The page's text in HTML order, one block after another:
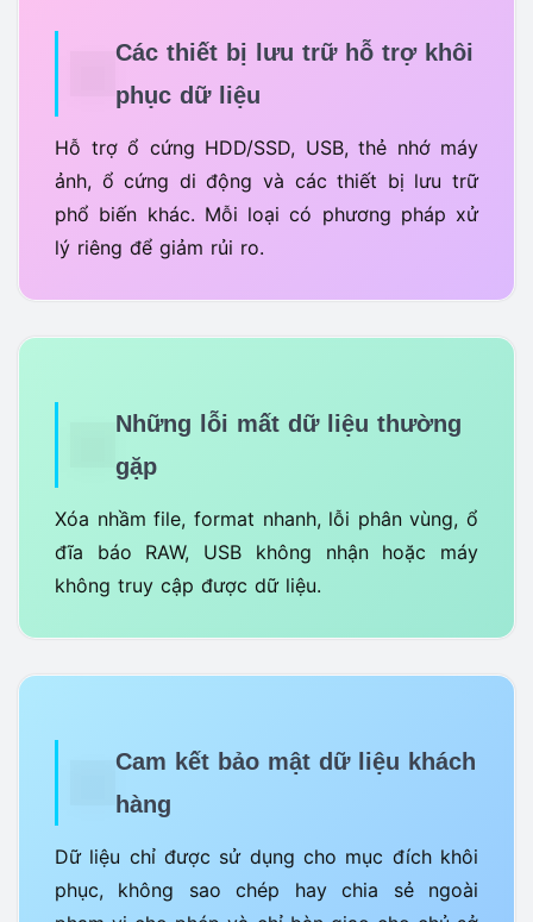
Các thiết bị lưu trữ hỗ trợ khôi
phục dữ liệu
Hỗ trợ ổ cứng HDD/SSD, USB, thẻ nhớ máy
ảnh, ổ cứng di động và các thiết bị lưu trữ
phổ biến khác. Mỗi loại có phương pháp xử
lý riêng để giảm rủi ro.
Những lỗi mất dữ liệu thường
gặp
Xóa nhầm file, format nhanh, lỗi phân vùng, ổ
đĩa báo RAW, USB không nhận hoặc máy
không truy cập được dữ liệu.
Cam kết bảo mật dữ liệu khách
hàng
Dữ liệu chỉ được sử dụng cho mục đích khôi
phục, không sao chép hay chia sẻ ngoài